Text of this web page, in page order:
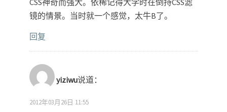
CSS神奇而强大。依稀记得大学时在倒持CSS滤
镜的情景。当时就一个感觉，太牛B了。
回复
yiziwu说道：
2012年03月26日 11:55